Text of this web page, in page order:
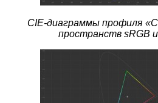
CIE-диаграммы профиля
пространств sRGB